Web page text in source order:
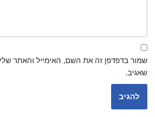
שמור בדפדפן זה את השם, האימייל והאתר
שאגיב.